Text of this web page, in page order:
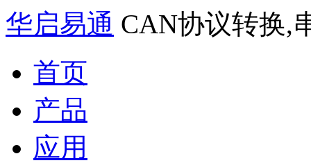
华启易通 CAN协议转换,
首页
产品
应用